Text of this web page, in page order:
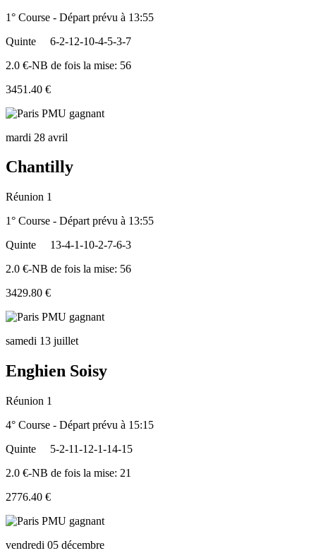
1° Course - Départ prévu à 13:55
Quinte
6-2-12-10-4-5-3-7
2.0 €-NB de fois la mise: 56
3451.40 €
mardi 28 avril
Chantilly
Réunion 1
1° Course - Départ prévu à 13:55
Quinte
13-4-1-10-2-7-6-3
2.0 €-NB de fois la mise: 56
3429.80 €
samedi 13 juillet
Enghien Soisy
Réunion 1
4° Course - Départ prévu à 15:15
Quinte
5-2-11-12-1-14-15
2.0 €-NB de fois la mise: 21
2776.40 €
vendredi 05 décembre